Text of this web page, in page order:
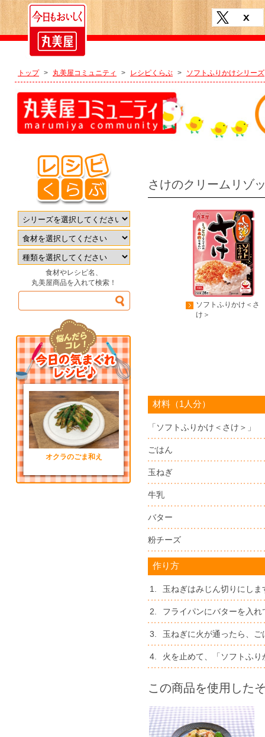
トップ > 丸美屋コミュニティ > レシピくらぶ > ソフトふりかけシリーズ
食材やレシピ名、
丸美屋商品を入れて検索！
オクラのごま和え
さけのクリームリゾ
ソフトふりかけ＜さ
け＞
材料（1人分）
「ソフトふりかけ＜さけ＞」
ごはん
玉ねぎ
牛乳
バター
粉チーズ
作り方
1. 玉ねぎはみじん切りにしま
2. フライパンにバターを入
3. 玉ねぎに火が通ったら、
4. 火を止めて、「ソフトふ
この商品を使用した